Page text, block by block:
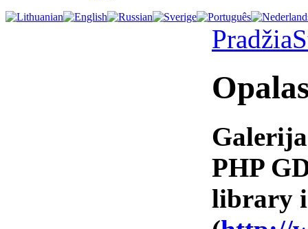
Pradžia
Galerija
PHP
library